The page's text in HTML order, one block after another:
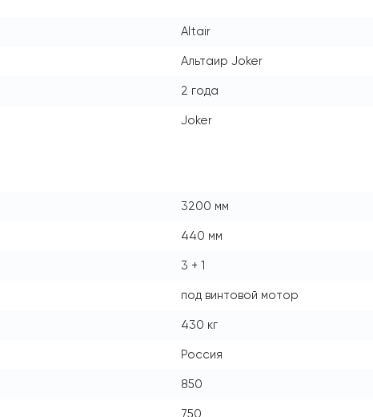
Altair
Альтаир Joker
2 года
Joker
3200 мм
440 мм
3 + 1
под винтовой мотор
430 кг
Россия
850
750